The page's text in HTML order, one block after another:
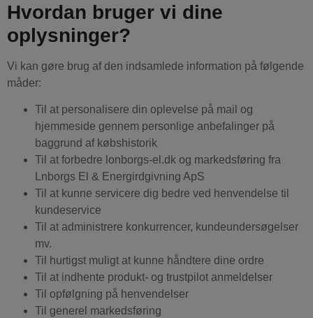
Hvordan bruger vi dine
oplysninger?
Vi kan gøre brug af den indsamlede information på følgende
måder:
Til at personalisere din oplevelse på mail og
hjemmeside gennem personlige anbefalinger på
baggrund af købshistorik
Til at forbedre lonborgs-el.dk og markedsføring fra
Lnborgs El & Energirdgivning ApS
Til at kunne servicere dig bedre ved henvendelse til
kundeservice
Til at administrere konkurrencer, kundeundersøgelser
mv.
Til hurtigst muligt at kunne håndtere dine ordre
Til at indhente produkt- og trustpilot anmeldelser
Til opfølgning på henvendelser
Til generel markedsføring